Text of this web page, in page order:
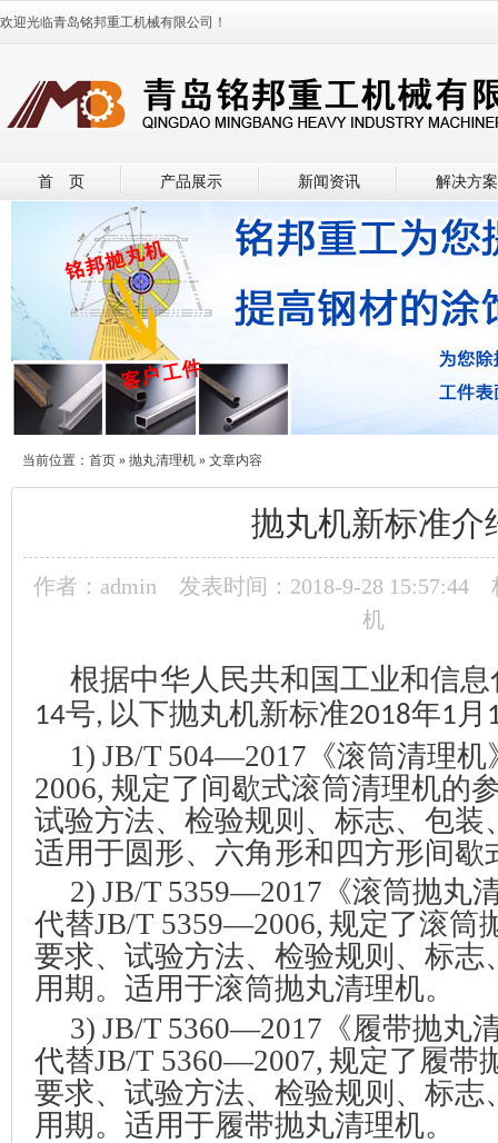
欢迎光临青岛铭邦重工机械有限公司！
首 页 产品展示 新闻资讯 解决方案
当前位置： 首页 » 抛丸清理机 » 文章内容
抛丸机新标准介
作者：admin 发表时间：2018-9-28 15:57:44
机
根据中华人民共和国工业和信
14号, 以下抛丸机新标准2018年1月
1) JB/T 504—2017 《滚筒清理
2006, 规定了间歇式滚筒清理机的
试验方法、检验规则、标志、包装
适用于圆形、六角形和四方形间歇
2) JB/T 5359—2017 《滚筒抛丸
代替JB/T 5359—2006, 规定了滚筒
要求、试验方法、检验规则、标志
用期。适用于滚筒抛丸清理机。
3) JB/T 5360—2017 《履带抛丸
代替JB/T 5360—2007, 规定了履带
要求、试验方法、检验规则、标志
用期。适用于履带抛丸清理机。